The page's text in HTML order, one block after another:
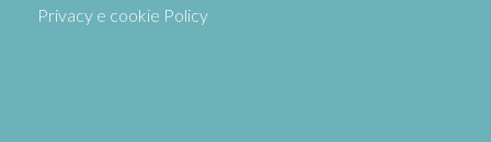
Privacy e cookie Policy